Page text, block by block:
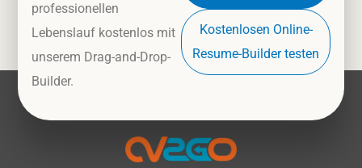
professionellen
Lebenslauf kostenlos mit
unserem Drag-and-Drop-
Builder.
Kostenlosen Online-
Resume-Builder testen